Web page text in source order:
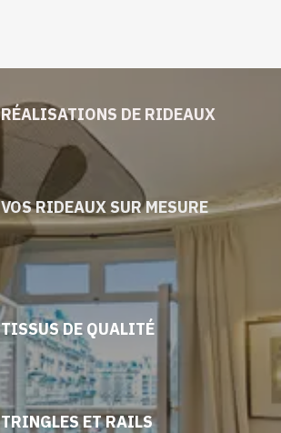
RÉALISATIONS DE RIDEAUX
VOS RIDEAUX SUR MESURE
TISSUS DE QUALITÉ
TRINGLES ET RAILS